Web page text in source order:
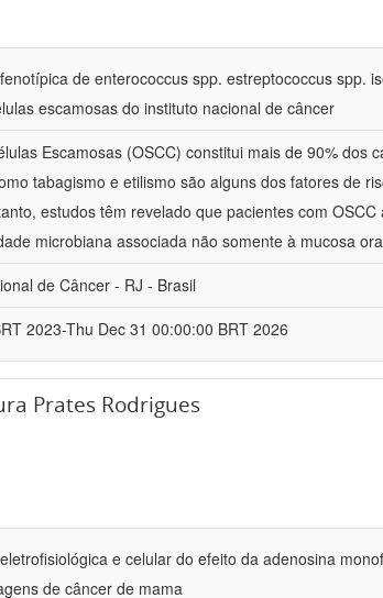
de enterococcus spp. estreptococcus spp.
escamosas do instituto nacional de câncer
Escamosas (OSCC) constitui mais de 90% dos
tabagismo e etilismo são alguns dos fatores de
estudos têm revelado que pacientes com OSCC
microbiana associada não somente à mucosa
de Câncer - RJ - Brasil
2023-Thu Dec 31 00:00:00 BRT 2026
Prates Rodrigues
e celular do efeito da adenosina
de câncer de mama